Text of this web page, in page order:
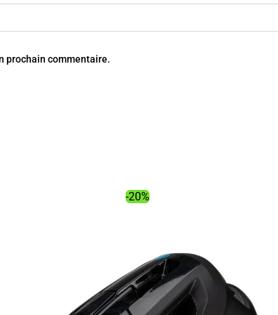
prochain commentaire.
-20%